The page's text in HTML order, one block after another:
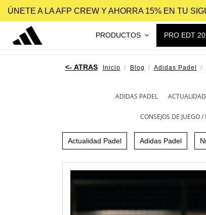
ÚNETE A LA AFP CREW Y AHORRA 15% EN TU
PRODUCTOS PRO EDT
Inicio Blog Adidas Padel
ADIDAS PADEL
CONSEJOS DE JUEGO
Actualidad Padel Adidas Padel